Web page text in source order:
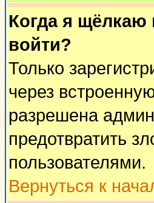
Когда я щёлкаю
войти?
Только
через
разрешена
предотвратить
пользователями.
Вернуться к